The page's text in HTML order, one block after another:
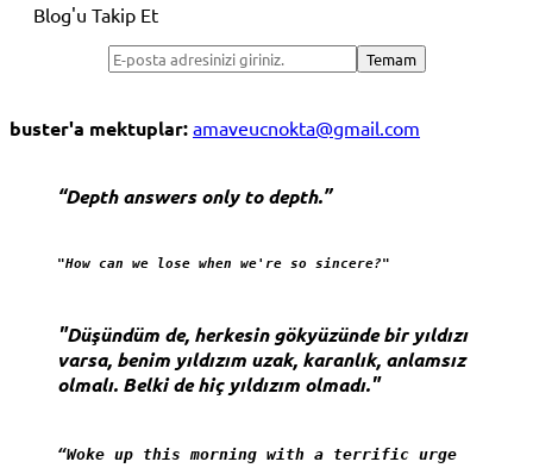
Blog'u Takip Et
buster'a mektuplar: amaveucnokta@gmail.com
“Depth answers only to depth.”
"How can we lose when we're so sincere?"
"Düşündüm de, herkesin gökyüzünde bir yıldızı
varsa, benim yıldızım uzak, karanlık, anlamsız
olmalı. Belki de hiç yıldızım olmadı."
“Woke up this morning with a terrific urge